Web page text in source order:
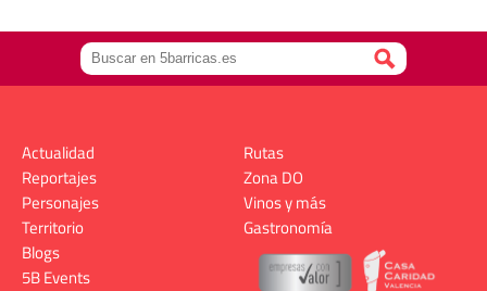
Actualidad
Reportajes
Personajes
Territorio
Rutas
Zona DO
Vinos y más
Gastronomía
Blogs
5B Events